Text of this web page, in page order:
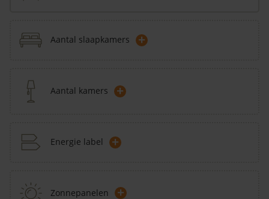
Aantal slaapkamers +
Aantal kamers +
Energie label +
Zonnepanelen +